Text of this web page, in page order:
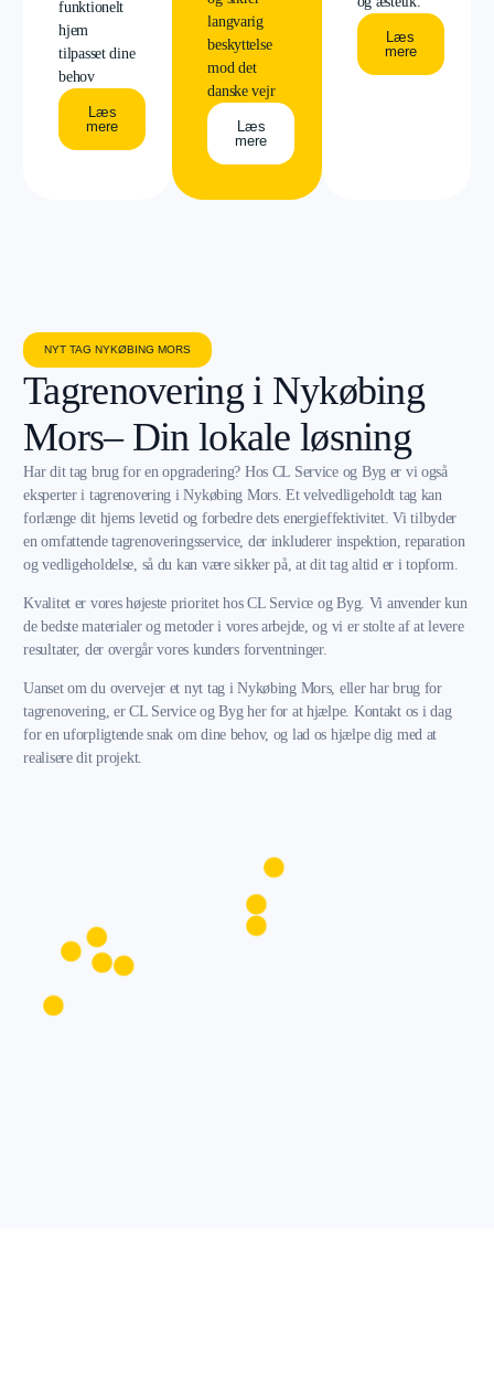
funktionelt
hjem
tilpasset dine
behov
Læs
mere
langvarig
beskyttelse
mod det
danske vejr
Læs
mere
Læs
mere
NYT TAG NYKØBING MORS
Tagrenovering i Nykøbing
Mors– Din lokale løsning
Har dit tag brug for en opgradering? Hos CL Service og Byg er vi også
eksperter i tagrenovering i Nykøbing Mors. Et velvedligeholdt tag kan
forlænge dit hjems levetid og forbedre dets energieffektivitet. Vi tilbyder
en omfattende tagrenoveringsservice, der inkluderer inspektion, reparation
og vedligeholdelse, så du kan være sikker på, at dit tag altid er i topform.
Kvalitet er vores højeste prioritet hos CL Service og Byg. Vi anvender kun
de bedste materialer og metoder i vores arbejde, og vi er stolte af at levere
resultater, der overgår vores kunders forventninger.
Uanset om du overvejer et nyt tag i Nykøbing Mors, eller har brug for
tagrenovering, er CL Service og Byg her for at hjælpe. Kontakt os i dag
for en uforpligtende snak om dine behov, og lad os hjælpe dig med at
realisere dit projekt.